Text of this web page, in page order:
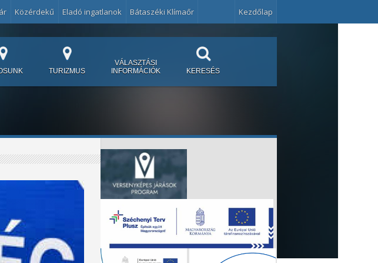
Kezdőlap
Közérdekű Eladó ingatlanok Bátaszéki Klímaőr
TURIZMUS
VÁLASZTÁSI
INFORMÁCIÓK
KERESÉS